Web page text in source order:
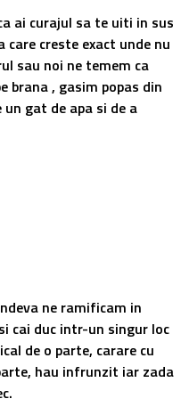
ai curajul sa te uiti in sus
creste exact unde nu
sau noi ne temem ca
brana , gasim popas din
gat de apa si de a
ne ramificam in
cai duc intr-un singur loc
de o parte, carare cu
hau infrunzit iar zada